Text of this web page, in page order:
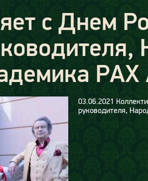
с Днем
03.06.2021
руководителя,